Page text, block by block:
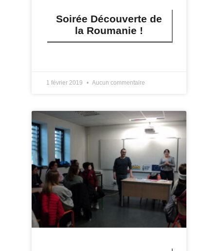
Soirée Découverte de
la Roumanie !
1 février 2019 Aucun commentaire